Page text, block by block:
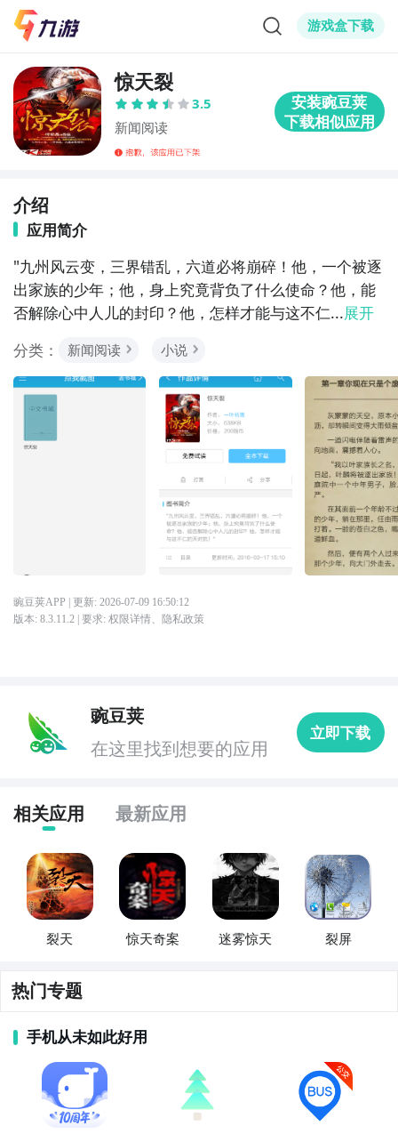
游戏盒下载
惊天裂
3.5
新闻阅读
介绍
应用简介
"九州风云变，三界错乱，六道必将崩碎！他，一个被逐
出家族的少年；他，身上究竟背负了什么使命？他，能
否解除心中人儿的封印？他，怎样才能与这不仁...展开
分类：
新闻阅读 小说
豌豆荚APP | 更新: 2026-07-09 16:50:12
版本: 8.3.11.2| 要求: 权限详情、 隐私政策
豌豆荚
在这里找到想要的应用
立即下载
相关应用 最新应用
裂天 惊天奇案 迷雾惊天 裂屏
热门专题
手机从未如此好用